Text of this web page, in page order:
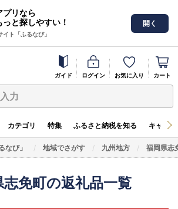
プリなら
と探しやすい！
ト「ふるなび」
開く
ガイド ログイン お気に入り カート
力
カテゴリ 特集 ふるさと納税を知る キャン
なび」 地域でさがす 九州地方 福岡県志
志免町の返礼品一覧